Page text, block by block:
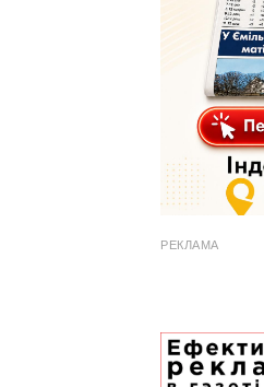
РЕКЛАМА